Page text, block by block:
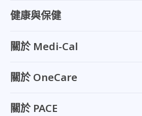
健康與保健
關於 Medi-Cal
關於 OneCare
關於 PACE